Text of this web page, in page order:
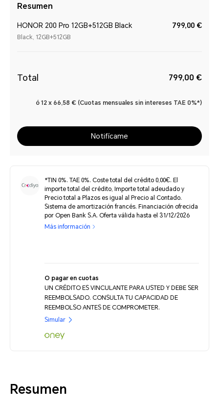
Resumen
HONOR 200 Pro 12GB+512GB Black
Black, 12GB+512GB
799,00 €
Total 799,00 €
ó 12 x 66,58 € (Cuotas mensuales sin intereses TAE 0%*)
Notifícame
*TIN 0%. TAE 0%. Coste total del crédito 0,00€. El
importe total del crédito, Importe total adeudado y
Precio total a Plazos es igual al Precio al Contado.
Sistema de amortización francés. Financiación ofrecida
por Open Bank S.A. Oferta válida hasta el 31/12/2026
Más información
O pagar en cuotas
UN CRÉDITO ES VINCULANTE PARA USTED Y DEBE SER
REEMBOLSADO. CONSULTA TU CAPACIDAD DE
REEMBOLSO ANTES DE COMPROMETER.
Simular
Resumen